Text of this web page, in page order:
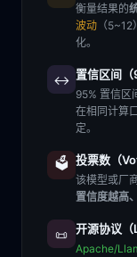
衡量结果的
波动 （5~12
化。
↔️ 置信区间（
95% 置信区
在相同计算
定。
🗳️ 投票数（
该模型或厂
置信度越高
📜 开源协议（
Apache/